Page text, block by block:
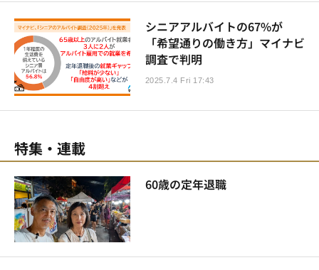
シニアアルバイトの67%が
「希望通りの働き方」マイナビ
調査で判明
2025.7.4 Fri 17:43
特集・連載
60歳の定年退職